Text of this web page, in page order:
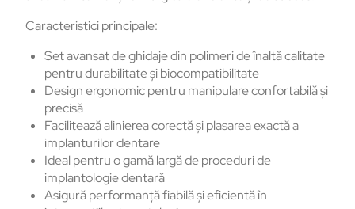
Caracteristici principale:
Set avansat de ghidaje din polimeri de înaltă calitate
pentru durabilitate și biocompatibilitate
Design ergonomic pentru manipulare confortabilă și
precisă
Facilitează alinierea corectă și plasarea exactă a
implanturilor dentare
Ideal pentru o gamă largă de proceduri de
implantologie dentară
Asigură performanță fiabilă și eficientă în